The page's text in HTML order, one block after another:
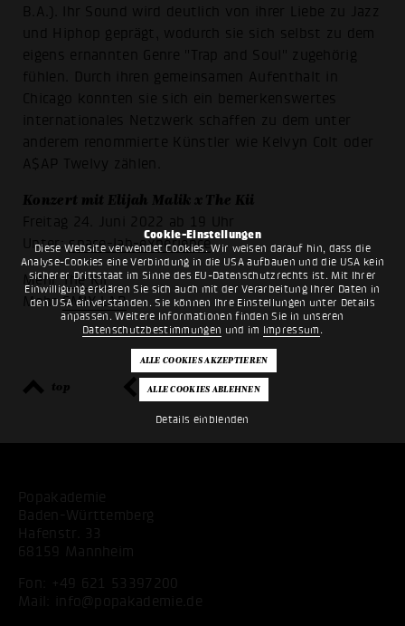
Cookie-Einstellungen
Diese Website verwendet Cookies. Wir weisen darauf hin, dass die
Analyse-Cookies eine Verbindung in die USA aufbauen und die USA kein
sicherer Drittstaat im Sinne des EU-Datenschutzrechts ist. Mit Ihrer
Einwilligung erklären Sie sich auch mit der Verarbeitung Ihrer Daten in
den USA einverstanden. Sie können Ihre Einstellungen unter Details
anpassen. Weitere Informationen finden Sie in unseren
Datenschutzbestimmungen und im Impressum .
Details einblenden
B.A.). Ihr Sound wird deutlich von ihrer Liebe zu Jazz
und Hiphop geprägt, wodurch sie sich selbst zu dem
eigens ernannten Genre "Trap and Soul" zugehörig
fühlen. Durch ihren gemeinsamen Aufenthalt in
Chicago konnten sie sich ein bemerkenswertes
internationales Netzwerk schaffen zu dem unter
anderem renommierte Künstler wie Kelvyn Colt oder
A$AP Twelvy zählen.
Konzert mit Elijah Malik x The Kii
Freitag 24. Juni 2022 ab 19 Uhr
Unter:space-lab-experience
MehrThe Kii
MehrSMIX.LAB
top zurück
Popakademie
Baden-Württemberg
Hafenstr. 33
68159 Mannheim
Fon:
+49 621 53397200
Mail:
info@popakademie.de